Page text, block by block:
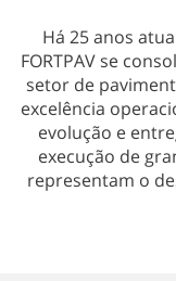
Há 25 anos
FORTPAV se
setor de
excelência
evolução e
execução de
representam o